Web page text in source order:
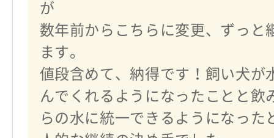
が
数年前からこちらに変更、ずっと
ます。
値段含めて、納得です！飼い犬が
んでくれるようになったことと飲
らの水に統一できるようになった